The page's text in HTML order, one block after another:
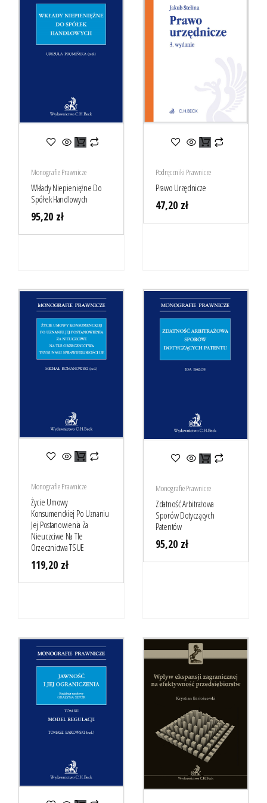
Monografie Prawnicze
Wkłady Niepieniężne Do
Spółek Handlowych
95,20 zł
Podręczniki Prawnicze
Prawo Urzędnicze
47,20 zł
Monografie Prawnicze
Życie Umowy
Konsumenckiej Po Uznaniu
Jej Postanowienia Za
Nieuczciwe Na Tle
Orzecznictwa TSUE
119,20 zł
Monografie Prawnicze
Zdatność Arbitrażowa
Sporów Dotyczących
Patentów
95,20 zł